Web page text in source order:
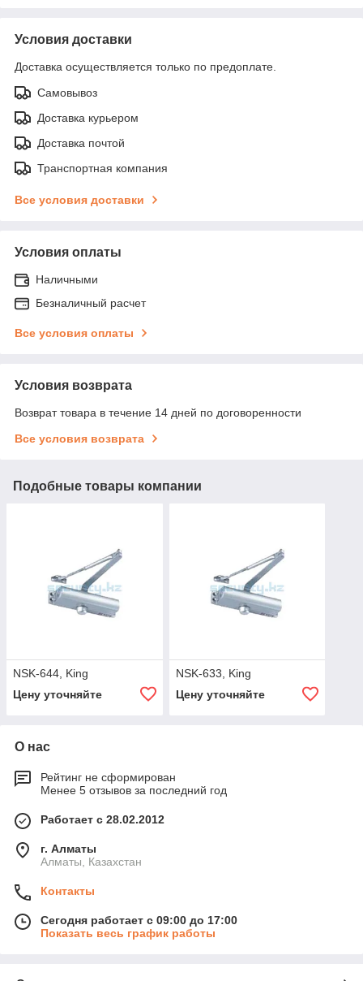
Условия доставки
Доставка осуществляется только по предоплате.
Самовывоз
Доставка курьером
Доставка почтой
Транспортная компания
Все условия доставки
Условия оплаты
Наличными
Безналичный расчет
Все условия оплаты
Условия возврата
Возврат товара в течение 14 дней по договоренности
Все условия возврата
Подобные товары компании
NSK-644, King
Цену уточняйте
NSK-633, King
Цену уточняйте
О нас
Рейтинг не сформирован
Менее 5 отзывов за последний год
Работает с 28.02.2012
г. Алматы
Алматы, Казахстан
Контакты
Сегодня работает с 09:00 до 17:00
Показать весь график работы